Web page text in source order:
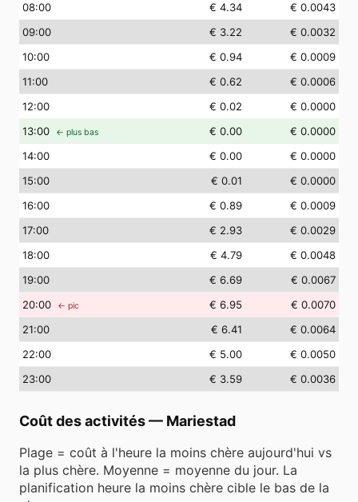
08:00 € 4.34
€ 0.0043
09:00 € 3.22
€ 0.0032
10:00 € 0.94
€ 0.0009
11:00 € 0.62
€ 0.0006
12:00 € 0.02
€ 0.0000
13:00 ← plus bas € 0.00
€ 0.0000
14:00 € 0.00
€ 0.0000
15:00 € 0.01
€ 0.0000
16:00 € 0.89
€ 0.0009
17:00 € 2.93
€ 0.0029
18:00 € 4.79
€ 0.0048
19:00 € 6.69
€ 0.0067
20:00 ← pic € 6.95
€ 0.0070
21:00 € 6.41
€ 0.0064
22:00 € 5.00
€ 0.0050
23:00 € 3.59 € 0.0036
Coût des activités— Mariestad
Plage = coût à l'heure la moins chère aujourd'hui vs
la plus chère. Moyenne = moyenne du jour. La
planification heure la moins chère cible le bas de la